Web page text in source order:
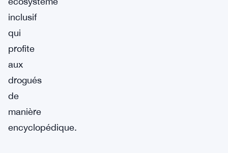
inclusif
qui
profite
aux
drogués
de
manière
encyclopédique.